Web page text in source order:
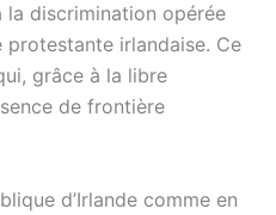
la discrimination opérée
irlandaise. Ce
grâce à la libre
de frontière
d’Irlande comme en